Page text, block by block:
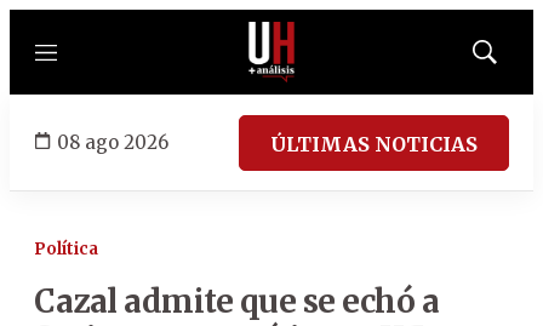
Menú
Mostrar
08 ago 2026 ÚLTIMAS NOTICIAS
Política
Cazal admite que se echó a